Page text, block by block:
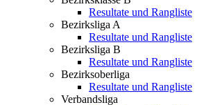
Resultate und Rangliste
Bezirksliga A
Resultate und Rangliste
Bezirksliga B
Resultate und Rangliste
Bezirksoberliga
Resultate und Rangliste
Verbandsliga